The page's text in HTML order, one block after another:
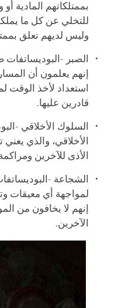
بممتلكاتهم المادية
للتخلي عن كل ما
وليس لديهم تعلق
الصبر -
إنهم يعلمون أن
استعداد لأخذ الوقت
قادرين عليها.
السلوك الأخلاقي -
الأخلاقي، والذي
الأذى للآخرين
الشجاعة -
لمواجهة أي معيقات
إنهم لا يخافون من
الآخرين.